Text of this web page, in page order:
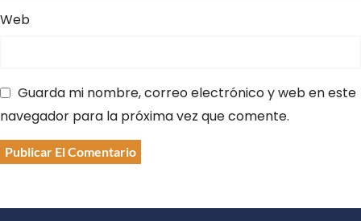
Web
Guarda mi nombre, correo electrónico y web en este
navegador para la próxima vez que comente.